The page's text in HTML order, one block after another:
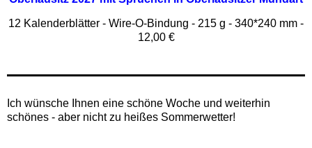
12 Kalenderblätter - Wire-O-Bindung - 215 g - 340*240 mm -
12,00 €
Ich wünsche Ihnen eine schöne Woche und weiterhin
schönes - aber nicht zu heißes Sommerwetter!